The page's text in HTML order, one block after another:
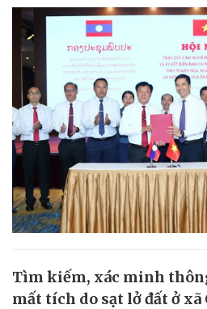
Tìm kiếm, xác minh
mất tích do sạt lở đất ở xã